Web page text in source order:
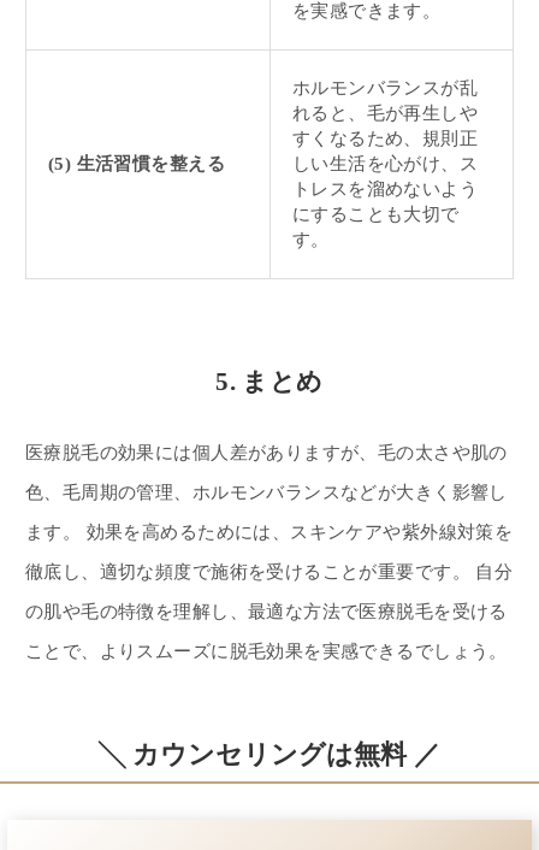
を実感できます。
(5) 生活習慣を整える
ホルモンバランスが乱
れると、毛が再生しや
すくなるため、規則正
しい生活を心がけ、ス
トレスを溜めないよう
にすることも大切で
す。
5. まとめ
医療脱毛の効果には個人差がありますが、毛の太さや肌の
色、毛周期の管理、ホルモンバランスなどが大きく影響し
ます。 効果を高めるためには、スキンケアや紫外線対策を
徹底し、適切な頻度で施術を受けることが重要です。 自分
の肌や毛の特徴を理解し、最適な方法で医療脱毛を受ける
ことで、よりスムーズに脱毛効果を実感できるでしょう。
╲ カウンセリングは無料 ／